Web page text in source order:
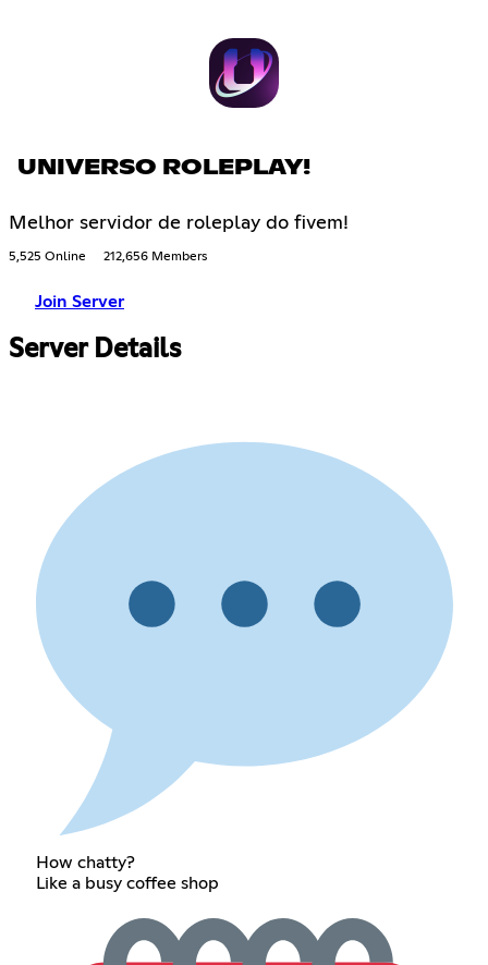
UNIVERSO ROLEPLAY!
Melhor servidor de roleplay do fivem!
5,525 Online 212,656 Members
Join Server
Server Details
How chatty?
Like a busy coffee shop